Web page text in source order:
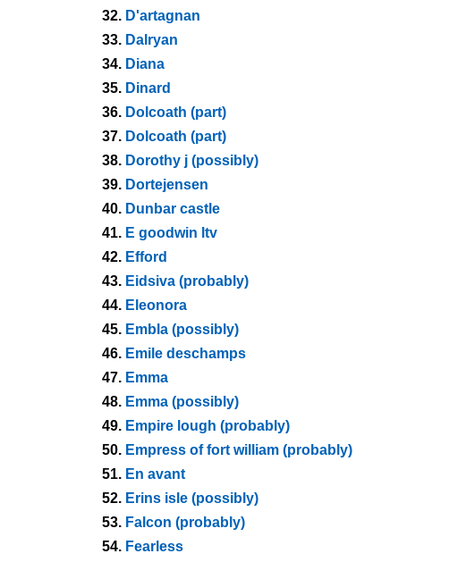
32. D'artagnan
33. Dalryan
34. Diana
35. Dinard
36. Dolcoath (part)
37. Dolcoath (part)
38. Dorothy j (possibly)
39. Dortejensen
40. Dunbar castle
41. E goodwin ltv
42. Efford
43. Eidsiva (probably)
44. Eleonora
45. Embla (possibly)
46. Emile deschamps
47. Emma
48. Emma (possibly)
49. Empire lough (probably)
50. Empress of fort william (probably)
51. En avant
52. Erins isle (possibly)
53. Falcon (probably)
54. Fearless